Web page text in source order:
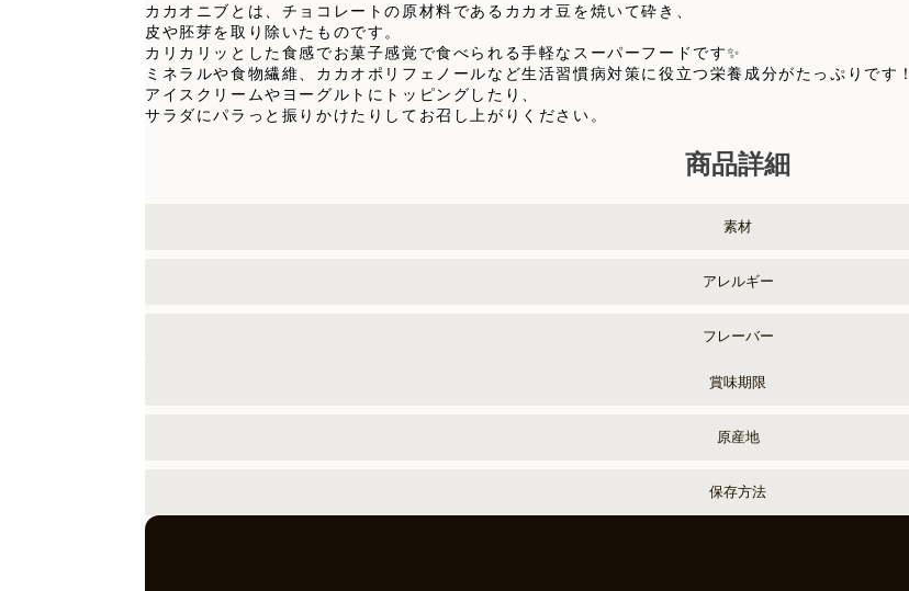
カカオニブとは、チョコレートの原材料であるカカオ豆を焼いて砕き、
皮や胚芽を取り除いたものです。
カリカリッとした食感でお菓子感覚で食べられる手軽なスーパーフードです✨
ミネラルや食物繊維、カカオポリフェノールなど生活習慣病対策に役立つ栄養成分がたっぷりです！
アイスクリームやヨーグルトにトッピングしたり、
サラダにパラっと振りかけたりしてお召し上がりください。
商品詳細
素材
アレルギー
フレーバー
賞味期限
原産地
保存方法